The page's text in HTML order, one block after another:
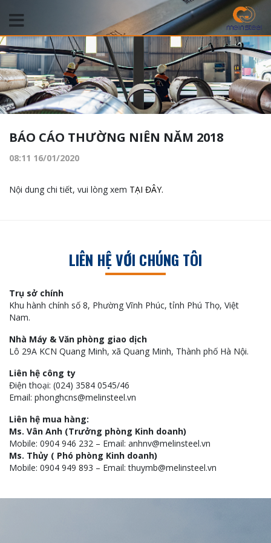
BÁO CÁO THƯỜNG NIÊN NĂM 2018
08:11 16/01/2020
Nội dung chi tiết, vui lòng xem TẠI ĐÂY.
LIÊN HỆ VỚI CHÚNG TÔI
Trụ sở chính
Khu hành chính số 8, Phường Vĩnh Phúc, tỉnh Phú Thọ, Việt
Nam.
Nhà Máy & Văn phòng giao dịch
Lô 29A KCN Quang Minh, xã Quang Minh, Thành phố Hà Nội.
Liên hệ công ty
Điện thoại: (024) 3584 0545/46
Email: phonghcns@melinsteel.vn
Liên hệ mua hàng:
Ms. Vân Anh (Trưởng phòng Kinh doanh)
Mobile: 0904 946 232 – Email: anhnv@melinsteel.vn
Ms. Thủy ( Phó phòng Kinh doanh)
Mobile: 0904 949 893 – Email: thuymb@melinsteel.vn